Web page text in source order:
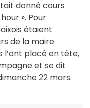
donné cours
». Pour
étaient
de la maire
l’ont placé en tête,
et se dit
22 mars.